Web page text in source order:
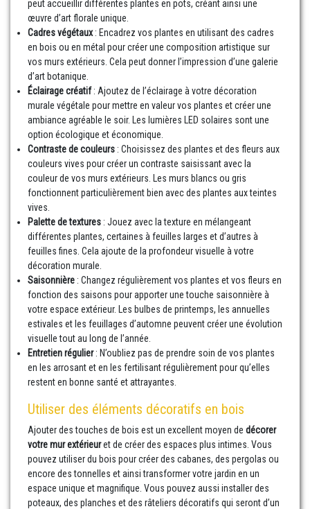
peut accueillir différentes plantes en pots, créant ainsi une
œuvre d’art florale unique.
Cadres végétaux: Encadrez vos plantes en utilisant des cadres
en bois ou en métal pour créer une composition artistique sur
vos murs extérieurs. Cela peut donner l’impression d’une galerie
d’art botanique.
Éclairage créatif: Ajoutez de l’éclairage à votre décoration
murale végétale pour mettre en valeur vos plantes et créer une
ambiance agréable le soir. Les lumières LED solaires sont une
option écologique et économique.
Contraste de couleurs : Choisissez des plantes et des fleurs aux
couleurs vives pour créer un contraste saisissant avec la
couleur de vos murs extérieurs. Les murs blancs ou gris
fonctionnent particulièrement bien avec des plantes aux teintes
vives.
Palette de textures : Jouez avec la texture en mélangeant
différentes plantes, certaines à feuilles larges et d’autres à
feuilles fines. Cela ajoute de la profondeur visuelle à votre
décoration murale.
Saisonnière : Changez régulièrement vos plantes et vos fleurs en
fonction des saisons pour apporter une touche saisonnière à
votre espace extérieur. Les bulbes de printemps, les annuelles
estivales et les feuillages d’automne peuvent créer une évolution
visuelle tout au long de l’année.
Entretien régulier: N’oubliez pas de prendre soin de vos plantes
en les arrosant et en les fertilisant régulièrement pour qu’elles
restent en bonne santé et attrayantes.
Utiliser des éléments décoratifs en bois
Ajouter des touches de bois est un excellent moyen de décorer
votre mur extérieuret de créer des espaces plus intimes. Vous
pouvez utiliser du bois pour créer des cabanes, des pergolas ou
encore des tonnelles et ainsi transformer votre jardin en un
espace unique et magnifique. Vous pouvez aussi installer des
poteaux, des planches et des râteliers décoratifs qui seront d’un